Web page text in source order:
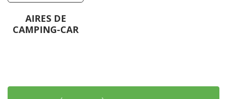
AIRES DE
CAMPING-CAR